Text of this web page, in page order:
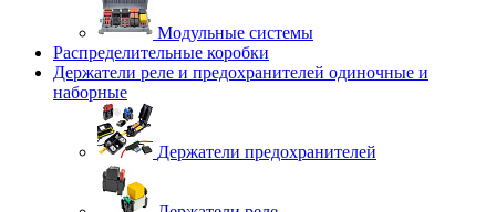
Модульные системы
Распределительные коробки
Держатели реле и предохранителей одиночные и
наборные
Держатели предохранителей